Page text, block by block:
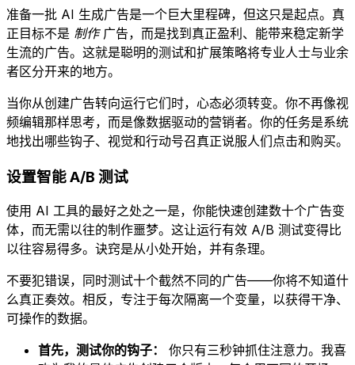
准备一批 AI 生成广告是一个巨大里程碑，但这只是起点。真
正目标不是 制作广告，而是找到真正盈利、能带来稳定新学
生流的广告。这就是聪明的测试和扩展策略将专业人士与业余
者区分开来的地方。
当你从创建广告转向运行它们时，心态必须转变。你不再像视
频编辑那样思考，而是像数据驱动的营销者。你的任务是系统
地找出哪些钩子、视觉和行动号召真正说服人们点击和购买。
设置智能 A/B 测试
使用 AI 工具的最好之处之一是，你能快速创建数十个广告变
体，而无需以往的制作噩梦。这让运行有效 A/B 测试变得比
以往容易得多。诀窍是从小处开始，并有条理。
不要犯错误，同时测试十个截然不同的广告——你将不知道什
么真正奏效。相反，专注于每次隔离一个变量，以获得干净、
可操作的数据。
首先，测试你的钩子：
你只有三秒钟抓住注意力。我喜